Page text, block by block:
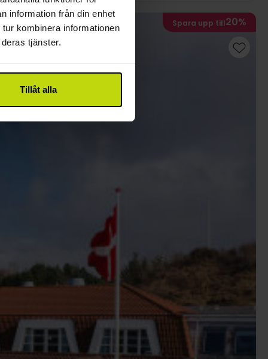
information från din enhet
kombinera informationen
tjänster.
Tillåt alla
Spara upp till20%